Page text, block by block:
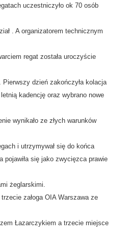
uczestniczyło ok 70 osób
. A organizatorem technicznym
regat została uroczyście
dzień zakończyła kolacja
kadencję oraz wybrano nowe
wynikało ze złych warunków
i utrzymywał się do końca
pojawiła się jako zwycięzca prawie
żeglarskimi.
załoga OIA Warszawa ze
Łazarczykiem a trzecie miejsce